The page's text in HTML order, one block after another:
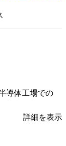
導体工場での
詳細を表示